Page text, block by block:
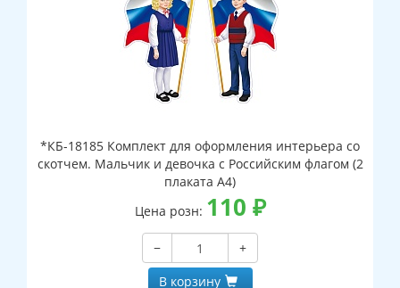
*КБ-18185 Комплект для оформления интерьера со
скотчем. Мальчик и девочка с Российским флагом (2
плаката А4)
Цена розн: 110 ₽
−
+
В корзину